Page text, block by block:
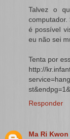
Talvez o
computador.
é possível
eu não sei
Tenta por
http://
Responder
Ma Ri Kwon